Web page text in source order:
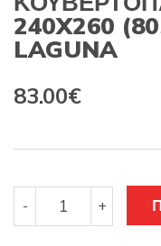
240X260
LAGUNA
83.00€
-
KING
+